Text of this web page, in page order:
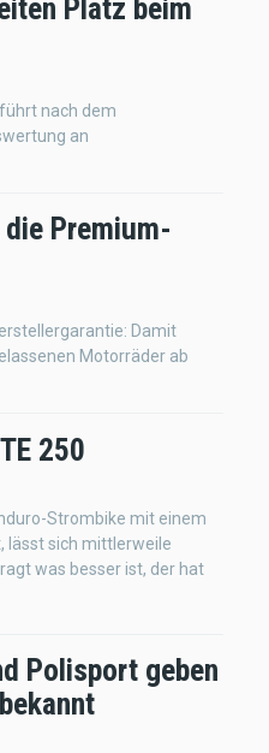
Platz beim
nach dem
an
Premium-
Damit
Motorräder ab
250
Strombike mit einem
lässt sich mittlerweile
was besser ist, der hat
Polisport geben